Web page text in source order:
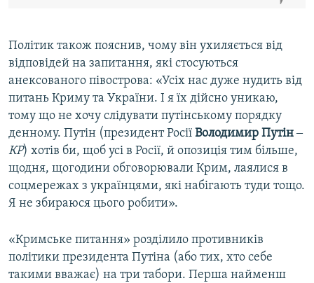
Політик також пояснив, чому він ухиляється від
відповідей на запитання, які стосуються
анексованого півострова: «Усіх нас дуже нудить від
питань Криму та України. І я їх дійсно уникаю,
тому що не хочу слідувати путінському порядку
денному. Путін (президент Росії Володимир Путін‒
КР) хотів би, щоб усі в Росії, й опозиція тим більше,
щодня, щогодини обговорювали Крим, лаялися в
соцмережах з українцями, які набігають туди тощо.
Я не збираюся цього робити».
«Кримське питання» розділило противників
політики президента Путіна (або тих, хто себе
такими вважає) на три табори. Перша найменш